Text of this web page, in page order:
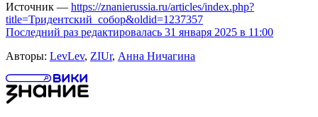
Источник — https://znanierussia.ru/articles/index.php?
title=Тридентский_собор&oldid=1237357
Последний раз редактировалась 31 января 2025 в 11:00
Авторы: LevLev, ZIUr, Анна Ничагина